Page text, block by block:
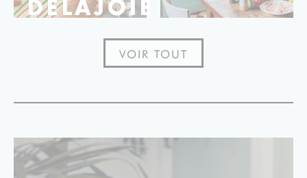
DELAJOIE
VOIR TOUT